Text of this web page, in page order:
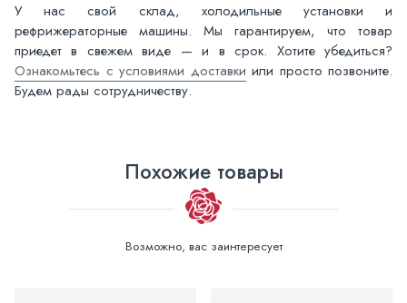
У нас свой склад, холодильные установки и
рефрижераторные машины. Мы гарантируем, что товар
приедет в свежем виде — и в срок. Хотите убедиться?
Ознакомьтесь с условиями доставки или просто позвоните.
Будем рады сотрудничеству.
Похожие товары
Возможно, вас заинтересует